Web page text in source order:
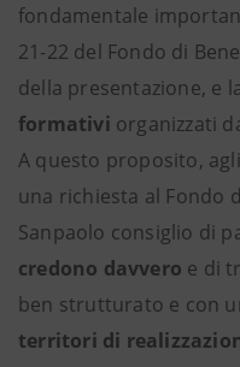
fondamentale
21-22 del Fondo di
della presentazione, e
formativi organizzati
A questo proposito, agli
una richiesta al Fondo
Sanpaolo consiglio di
credono davvero e di
ben strutturato e con
territori di